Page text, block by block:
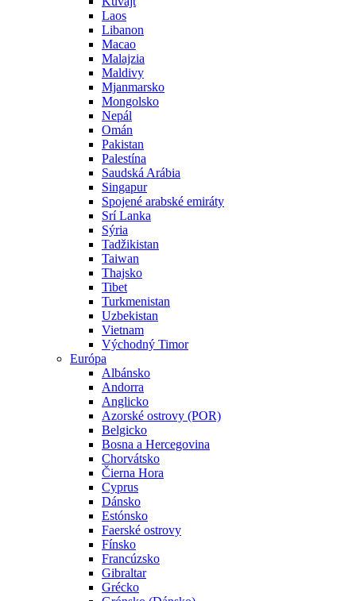
Laos
Libanon
Macao
Malajzia
Maldivy
Mjanmarsko
Mongolsko
Nepál
Omán
Pakistan
Palestína
Saudská Arábia
Singapur
Spojené arabské emiráty
Srí Lanka
Sýria
Tadžikistan
Taiwan
Thajsko
Tibet
Turkmenistan
Uzbekistan
Vietnam
Východný Timor
Európa
Albánsko
Andorra
Anglicko
Azorské ostrovy (POR)
Belgicko
Bosna a Hercegovina
Chorvátsko
Čierna Hora
Cyprus
Dánsko
Estónsko
Faerské ostrovy
Fínsko
Francúzsko
Gibraltar
Grécko